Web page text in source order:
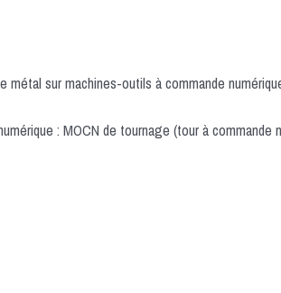
sur machines-outils à commande
: MOCN de tournage (tour à commande